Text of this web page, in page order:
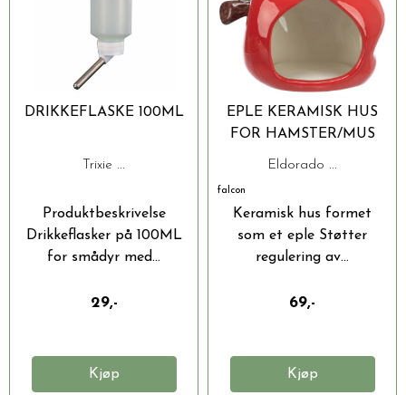
DRIKKEFLASKE 100ML
Trixie ...
Produktbeskrivelse
Drikkeflasker på 100ML
for smådyr med...
29,-
Kjøp
EPLE KERAMISK HUS
FOR HAMSTER/MUS
Eldorado ...
falcon
Keramisk hus formet
som et eple Støtter
regulering av...
69,-
Kjøp